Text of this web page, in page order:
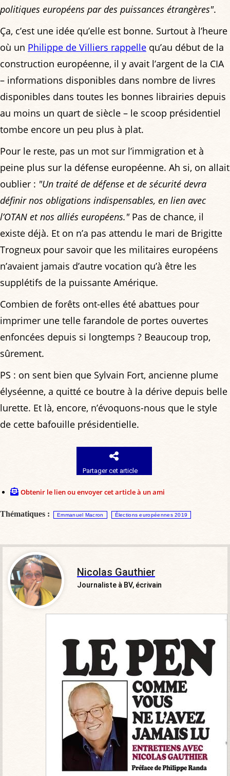
politiques européens par des puissances étrangères".
Ça, c’est une idée qu’elle est bonne. Surtout à l’heure
où un Philippe de Villiers rappelle qu’au début de la
construction européenne, il y avait l’argent de la CIA
– informations disponibles dans nombre de livres
disponibles dans toutes les bonnes librairies depuis
au moins un quart de siècle – le scoop présidentiel
tombe encore un peu plus à plat.
Pour le reste, pas un mot sur l’immigration et à
peine plus sur la défense européenne. Ah si, on allait
oublier : "Un traité de défense et de sécurité devra
définir nos obligations indispensables, en lien avec
l’OTAN et nos alliés européens."Pas de chance, il
existe déjà. Et on n’a pas attendu le mari de Brigitte
Trogneux pour savoir que les militaires européens
n’avaient jamais d’autre vocation qu’à être les
supplétifs de la puissante Amérique.
Combien de forêts ont-elles été abattues pour
imprimer une telle farandole de portes ouvertes
enfoncées depuis si longtemps ? Beaucoup trop,
sûrement.
PS : on sent bien que Sylvain Fort, ancienne plume
élyséenne, a quitté ce boutre à la dérive depuis belle
lurette. Et là, encore, n’évoquons-nous que le style
de cette bafouille présidentielle.
Partager cet article
Obtenir le lien ou envoyer cet article à un ami
Thématiques : Emmanuel Macron Élections européennes 2019
Nicolas Gauthier
Journaliste à BV, écrivain